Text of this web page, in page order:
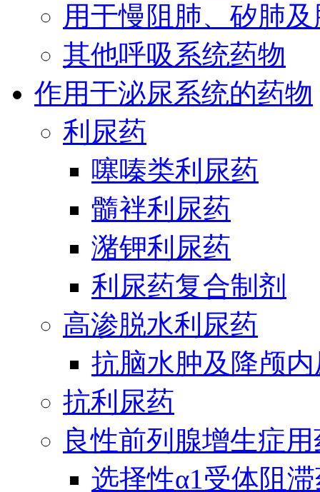
用于慢阻肺、矽肺
其他呼吸系统药物
作用于泌尿系统的药物
利尿药
噻嗪类利尿药
髓袢利尿药
潴钾利尿药
利尿药复合制剂
高渗脱水利尿药
抗脑水肿及降颅
抗利尿药
良性前列腺增生症
选择性α1受体阻